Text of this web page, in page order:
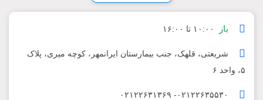
باز ۱۰:۰۰ تا ۱۶:۰۰
شریعتی، قلهک، جنب بیمارستان ایرانمهر، کوچه میری، پلاک
۵، واحد ۶
۰۲۱۲۲۶۳۵۵۳۰- ۰۲۱۲۲۶۳۱۳۶۹